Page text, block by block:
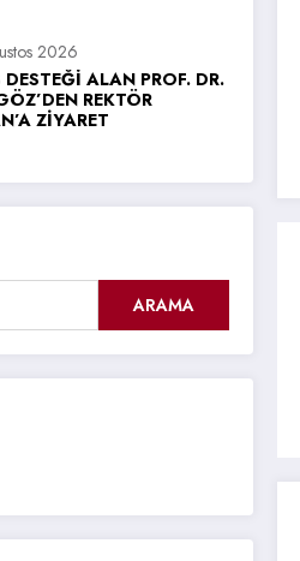
2026
DESTEĞİ ALAN PROF. DR.
REKTÖR
ZİYARET
ARAMA